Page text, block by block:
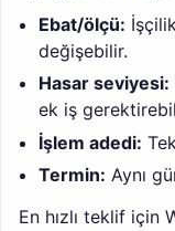
Ebat/ölçü:
değişebilir.
Hasar seviyesi:
ek iş
İşlem adedi:
Termin: Aynı
En hızlı teklif için